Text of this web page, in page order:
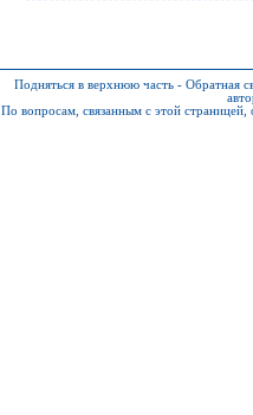
Подняться в верхнюю часть - Обратная
По вопросам, связанным с этой страницей,